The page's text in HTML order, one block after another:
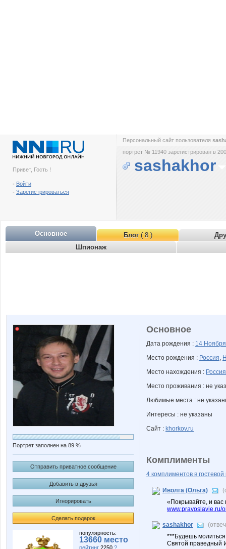
Привет, Гость !
- Войти
- Зарегистрироваться
Персональный сайт пользователя
портрет № 11940 зарегистрирован в
sashakhor
Основное Блог( 8 )
Шпионаж
Портрет заполнен на 89 %
Отправить приватное сообщение
Добавить в друзья
Игнорировать
Сделать подарок
популярность:
13660 место
рейтинг 2250 ?
Основное
Дата рождения : 14
Место рождения : Россия,
Место нахождения : Россия
Место проживания : не
Любимые места : не
Интересы : не указаны
Сайт : khorkov.ru
Комплименты
4 комплиментов в гостевой
Иволга (Ольга)
«Покрывайте, и
www.pravoslavie.ru/
sashakhor
***Будешь молиться
Святой праведный